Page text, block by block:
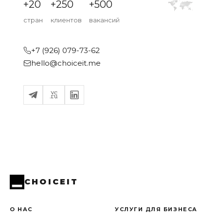
+20
стран
+250
клиентов
+500
вакансий
+7 (926) 079-73-62
hello@choiceit.me
CHOICEIT
О НАС УСЛУГИ ДЛЯ БИЗНЕСА